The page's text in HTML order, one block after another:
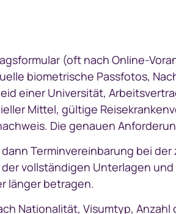
(oft nach Online-
biometrische Passfotos,
einer Universität,
Mittel, gültige
Die genauen
Terminvereinbarung bei
vollständigen Unterlagen und
länger betragen.
Nationalität, Visumtyp,